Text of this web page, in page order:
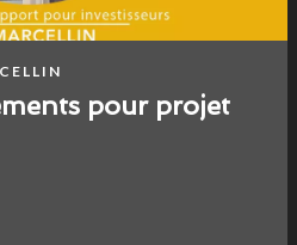
pour projet